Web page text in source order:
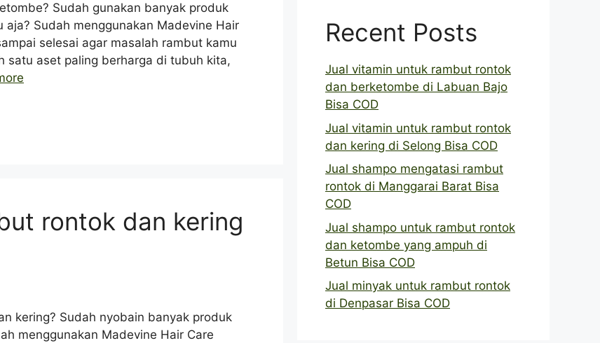
Sudah gunakan banyak produk
Sudah menggunakan Madevine Hair
selesai agar masalah rambut kamu
satu aset paling berharga di tubuh kita,
rontok dan kering
kering? Sudah nyobain banyak produk
menggunakan Madevine Hair Care
Recent Posts
Jual vitamin untuk rambut rontok
dan berketombe di Labuan Bajo
Bisa COD
Jual vitamin untuk rambut rontok
dan kering di Selong Bisa COD
Jual shampo mengatasi rambut
rontok di Manggarai Barat Bisa
COD
Jual shampo untuk rambut rontok
dan ketombe yang ampuh di
Betun Bisa COD
Jual minyak untuk rambut rontok
di Denpasar Bisa COD